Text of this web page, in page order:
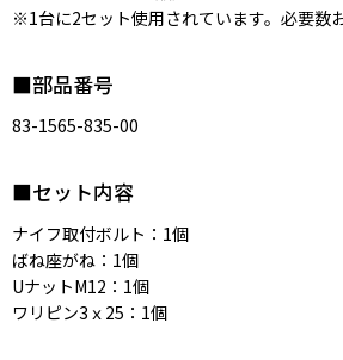
※1台に2セット使用されています。必要数
■部品番号
83-1565-835-00
■セット内容
ナイフ取付ボルト：1個
ばね座がね：1個
UナットM12：1個
ワリピン3ｘ25：1個